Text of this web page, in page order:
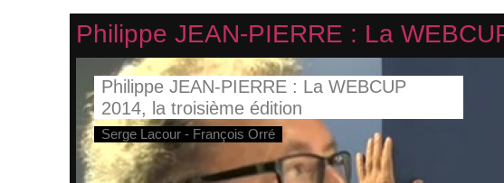
Philippe JEAN-PIERRE : La